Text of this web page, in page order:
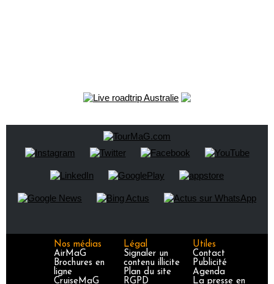
Nos médias
AirMaG
Brochures en
ligne
CruiseMaG
Légal
Signaler un
contenu illicite
Plan du site
RGPD
Utiles
Contact
Publicité
Agenda
La presse en